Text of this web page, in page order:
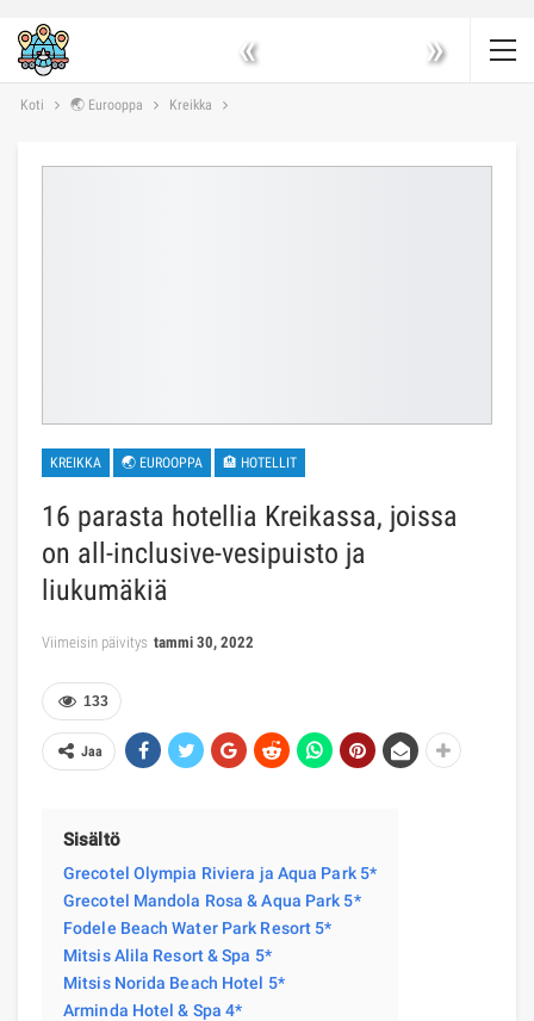
« »
Koti 🌏 Eurooppa Kreikka
KREIKKA 🌏 EUROOPPA 🏨 HOTELLIT
16 parasta hotellia Kreikassa, joissa
on all-inclusive-vesipuisto ja
liukumäkiä
Viimeisin päivitys tammi 30, 2022
133
Jaa
Sisältö
Grecotel Olympia Riviera ja Aqua Park 5*
Grecotel Mandola Rosa & Aqua Park 5*
Fodele Beach Water Park Resort 5*
Mitsis Alila Resort & Spa 5*
Mitsis Norida Beach Hotel 5*
Arminda Hotel & Spa 4*